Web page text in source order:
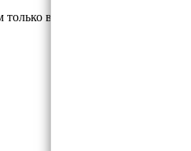
высококлассные